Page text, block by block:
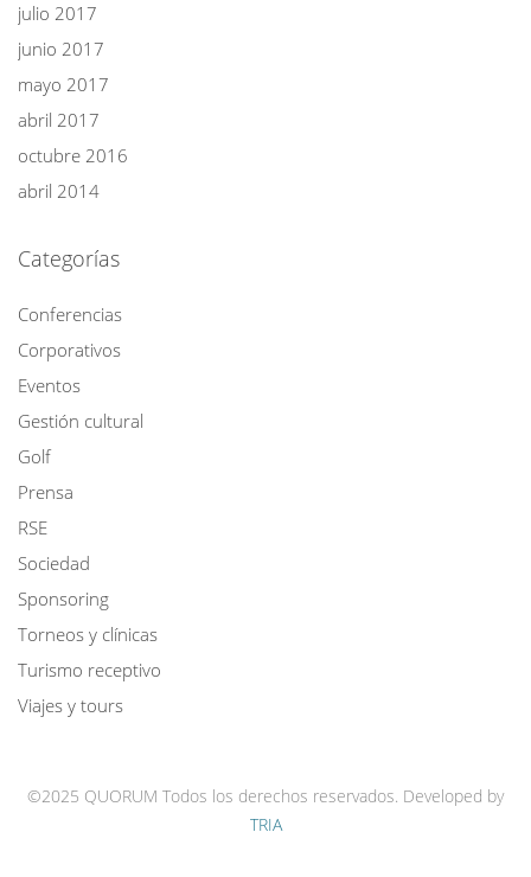
julio 2017
junio 2017
mayo 2017
abril 2017
octubre 2016
abril 2014
Categorías
Conferencias
Corporativos
Eventos
Gestión cultural
Golf
Prensa
RSE
Sociedad
Sponsoring
Torneos y clínicas
Turismo receptivo
Viajes y tours
©2025 QUORUM Todos los derechos reservados. Developed by
TRIA